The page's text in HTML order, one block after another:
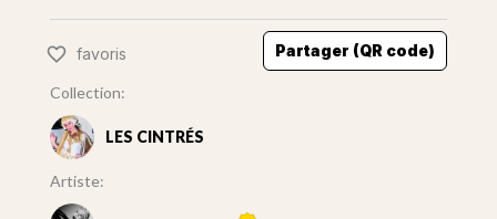
favoris Partager (QR code)
Collection:
LES CINTRÉS
Artiste: